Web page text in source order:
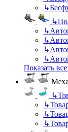
↳
↳
↳
↳
↳
↳
Показать
↳
↳
↳
↳